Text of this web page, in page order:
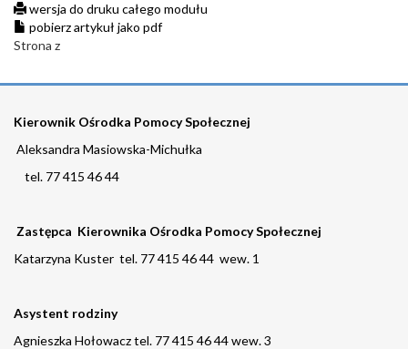
wersja do druku całego modułu
pobierz artykuł jako pdf
Strona z
Kierownik Ośrodka Pomocy Społecznej
Aleksandra Masiowska-Michułka
tel. 77 415 46 44
Zastępca Kierownika Ośrodka Pomocy Społecznej
Katarzyna Kuster tel. 77 415 46 44 wew. 1
Asystent rodziny
Agnieszka Hołowacz tel. 77 415 46 44 wew. 3